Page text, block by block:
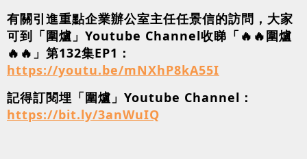
有關引進重點企業辦公室主任任景信的訪問，大家
可到「圍爐」Youtube Channel收睇「🔥🔥圍爐
🔥🔥」第132集EP1：
https://youtu.be/mNXhP8kA55I
記得訂閱埋「圍爐」Youtube Channel：
https://bit.ly/3anWuIQ